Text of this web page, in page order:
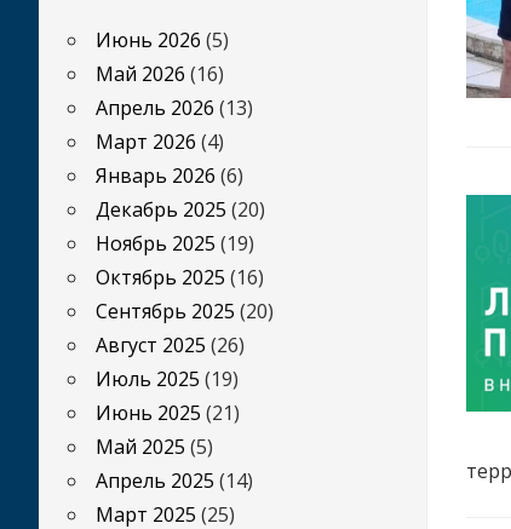
Июнь 2026 (5)
Май 2026 (16)
Апрель 2026 (13)
Март 2026 (4)
Январь 2026 (6)
Декабрь 2025 (20)
Ноябрь 2025 (19)
Октябрь 2025 (16)
Сентябрь 2025 (20)
Август 2025 (26)
Июль 2025 (19)
Июнь 2025 (21)
Май 2025 (5)
Апрель 2025 (14)
Март 2025 (25)